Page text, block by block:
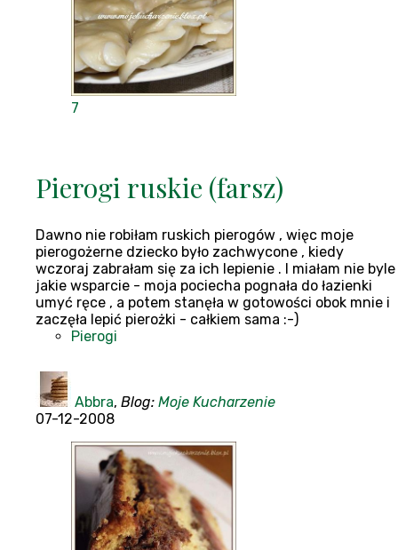
7
Pierogi ruskie (farsz)
Dawno nie robiłam ruskich pierogów , więc moje
pierogożerne dziecko było zachwycone , kiedy
wczoraj zabrałam się za ich lepienie . I miałam nie byle
jakie wsparcie - moja pociecha pognała do łazienki
umyć ręce , a potem stanęła w gotowości obok mnie i
zaczęła lepić pierożki - całkiem sama :-)
Pierogi
Abbra, Blog: Moje Kucharzenie
07-12-2008